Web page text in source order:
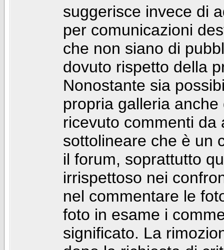
suggerisce invece di
per comunicazioni
che non siano di
dovuto rispetto della
Nonostante sia
propria galleria
ricevuto commenti da
sottolineare che è un
il forum, soprattutto
irrispettoso nei
nel commentare le
foto in esame i
significato. La